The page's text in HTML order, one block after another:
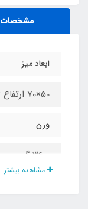
مشخصات
ابعاد میز
50×70 ارتفاع 63
وزن
۳۶۰۰ گرم
مشاهده بیشتر